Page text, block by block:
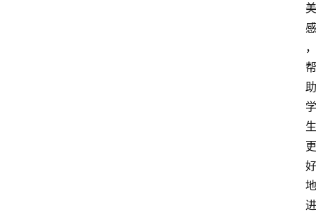
美
感
，
帮
助
学
生
更
好
地
进